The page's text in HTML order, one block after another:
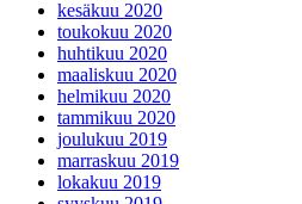
kesäkuu 2020
toukokuu 2020
huhtikuu 2020
maaliskuu 2020
helmikuu 2020
tammikuu 2020
joulukuu 2019
marraskuu 2019
lokakuu 2019